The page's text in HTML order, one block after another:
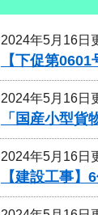
2024年5月16日
【下促第
2024年5月16日
「国産小型
2024年5月16日
【建設工事